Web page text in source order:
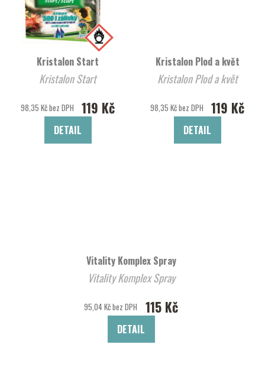
Kristalon Start
Kristalon Start
98,35 Kč bez DPH 119 Kč
DETAIL
Kristalon Plod a květ
Kristalon Plod a květ
98,35 Kč bez DPH 119 Kč
DETAIL
Vitality Komplex Spray
Vitality Komplex Spray
95,04 Kč bez DPH 115 Kč
DETAIL